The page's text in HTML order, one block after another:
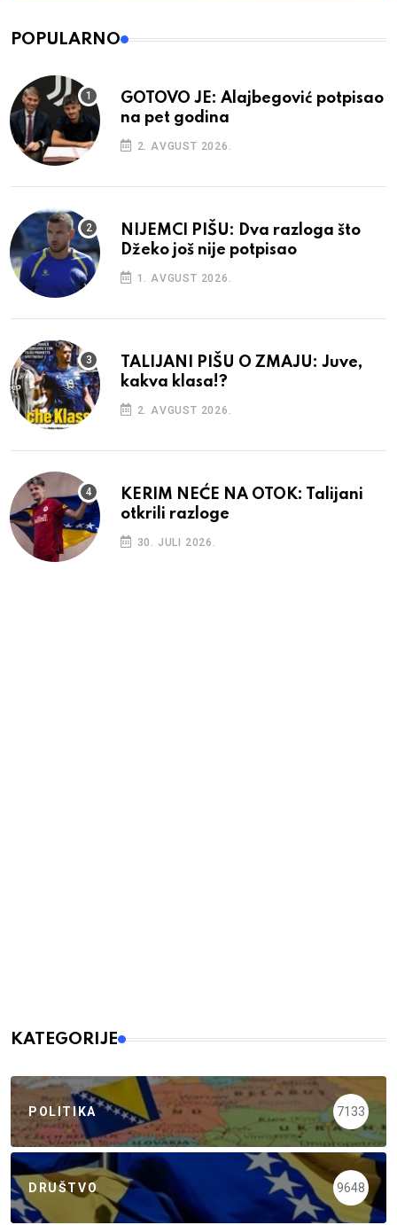
POPULARNO
GOTOVO JE: Alajbegović potpisao
na pet godina
2. AVGUST 2026.
NIJEMCI PIŠU: Dva razloga što
Džeko još nije potpisao
1. AVGUST 2026.
TALIJANI PIŠU O ZMAJU: Juve,
kakva klasa!?
2. AVGUST 2026.
KERIM NEĆE NA OTOK: Talijani
otkrili razloge
30. JULI 2026.
KATEGORIJE
POLITIKA 7133
DRUŠTVO 9648